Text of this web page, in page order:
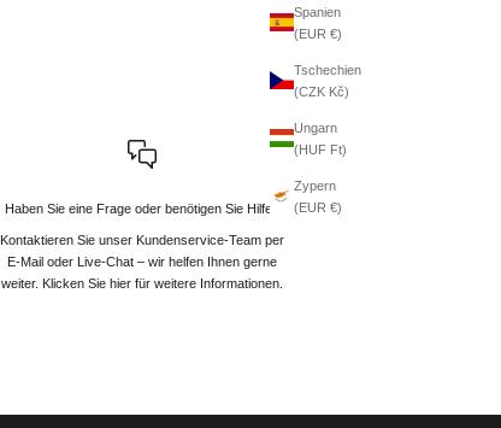
Spanien
(EUR €)
Tschechien
(CZK Kč)
Ungarn
(HUF Ft)
Zypern
(EUR €)
Haben Sie eine Frage oder benötigen Sie Hilfe?
Kontaktieren Sie unser Kundenservice-Team per
E-Mail oder Live-Chat – wir helfen Ihnen gerne
weiter. Klicken Sie hier für weitere Informationen.